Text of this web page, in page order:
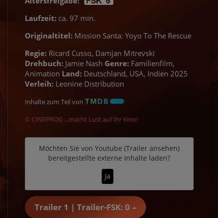
Laufzeit: ca. 97 min.
Originaltitel: Mission Santa: Yoyo To The Rescue
Regie: Ricard Cusso, Damjan Mitrevski
Drehbuch: Jamie Nash Genre: Familienfilm,
Animation Land: Deutschland, USA, Indien 2025
Verleih: Leonine Distribution
Inhalte zum Teil von
© CINEPROG ...macht Lust auf Ihr Kino!
Möchten Sie von Youtube (Trailer ansehen)
bereitgestellte externe Inhalte laden?
Ja
Trailer 1 | Trailer-FSK: 0